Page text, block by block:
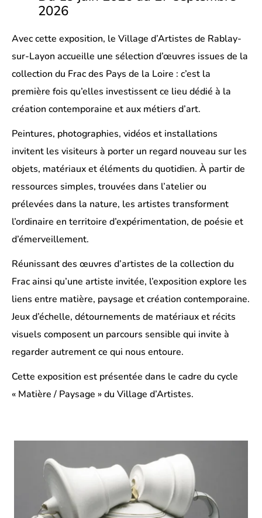
2026
Avec cette exposition, le Village d’Artistes de Rablay-
sur-Layon accueille une sélection d’œuvres issues de la
collection du Frac des Pays de la Loire : c’est la
première fois qu’elles investissent ce lieu dédié à la
création contemporaine et aux métiers d’art.
Peintures, photographies, vidéos et installations
invitent les visiteurs à porter un regard nouveau sur les
objets, matériaux et éléments du quotidien. À partir de
ressources simples, trouvées dans l’atelier ou
prélevées dans la nature, les artistes transforment
l’ordinaire en territoire d’expérimentation, de poésie et
d’émerveillement.
Réunissant des œuvres d’artistes de la collection du
Frac ainsi qu’une artiste invitée, l’exposition explore les
liens entre matière, paysage et création contemporaine.
Jeux d’échelle, détournements de matériaux et récits
visuels composent un parcours sensible qui invite à
regarder autrement ce qui nous entoure.
Cette exposition est présentée dans le cadre du cycle
« Matière / Paysage » du Village d’Artistes.